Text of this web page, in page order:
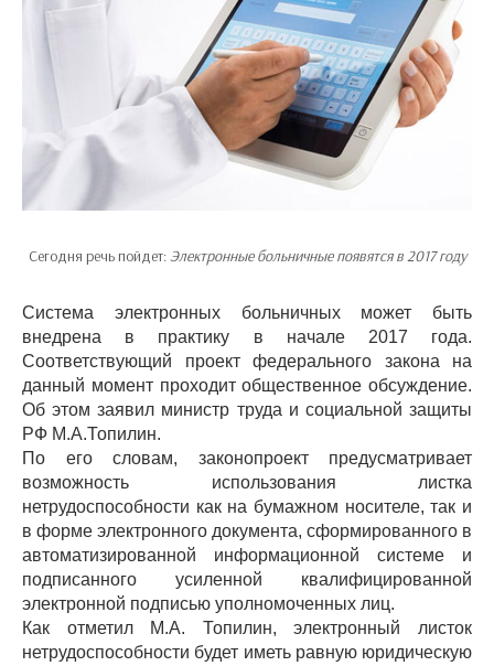
Сегодня речь пойдет:Электронные больничные появятся в 2017 году
Система электронных больничных может быть
внедрена в практику в начале 2017 года.
Соответствующий проект федерального закона на
данный момент проходит общественное обсуждение.
Об этом заявил министр труда и социальной защиты
РФ М.А.Топилин.
По его словам, законопроект предусматривает
возможность использования листка
нетрудоспособности как на бумажном носителе, так и
в форме электронного документа, сформированного в
автоматизированной информационной системе и
подписанного усиленной квалифицированной
электронной подписью уполномоченных лиц.
Как отметил М.А. Топилин, электронный листок
нетрудоспособности будет иметь равную юридическую